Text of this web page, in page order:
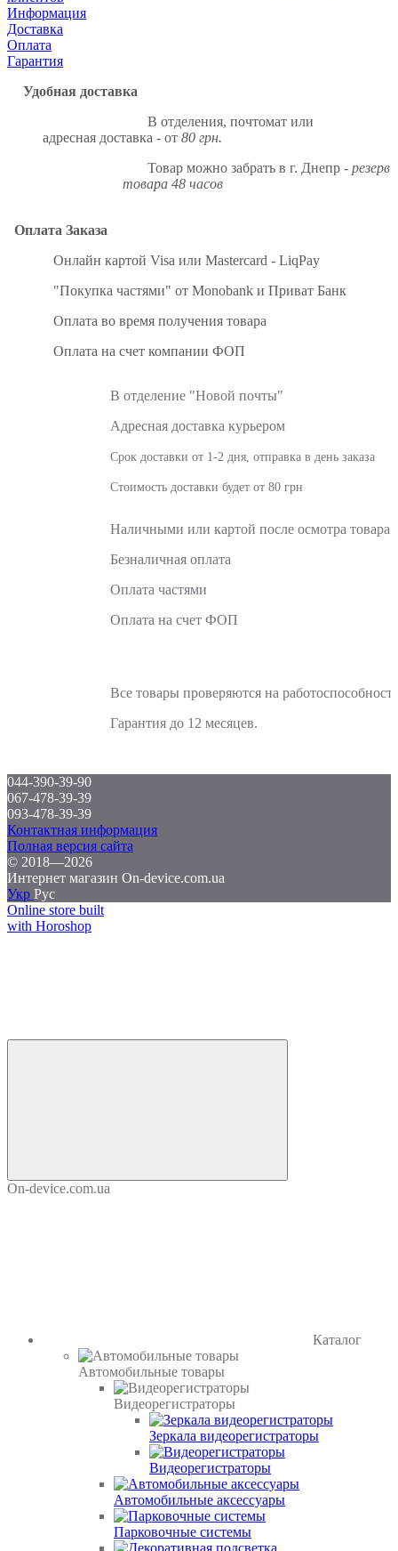
Информация
Доставка
Оплата
Гарантия
Удобная доставка
В отделения, почтомат или
адресная доставка - от 80 грн.
Товар можно забрать в г. Днепр - резерв
товара 48 часов
Оплата Заказа
Онлайн картой Visa или Mastercard - LiqPay
"Покупка частями" от Monobank и Приват Банк
Оплата во время получения товара
Оплата на счет компании ФОП
В отделение "Новой почты"
Адресная доставка курьером
Срок доставки от 1-2 дня, отправка в день заказа
Стоимость доставки будет от 80 грн
Наличными или картой после осмотра товара
Безналичная оплата
Оплата частями
Оплата на счет ФОП
Все товары проверяются на
Гарантия до 12 месяцев.
044-390-39-90
067-478-39-39
093-478-39-39
Контактная информация
Полная версия сайта
© 2018—2026
Интернет магазин On-device.com.ua
Укр Рус
Online store built
with Horoshop
On-device.com.ua
Каталог
Автомобильные товары
Видеорегистраторы
Зеркала видеорегистраторы
Видеорегистраторы
Автомобильные аксессуары
Парковочные системы